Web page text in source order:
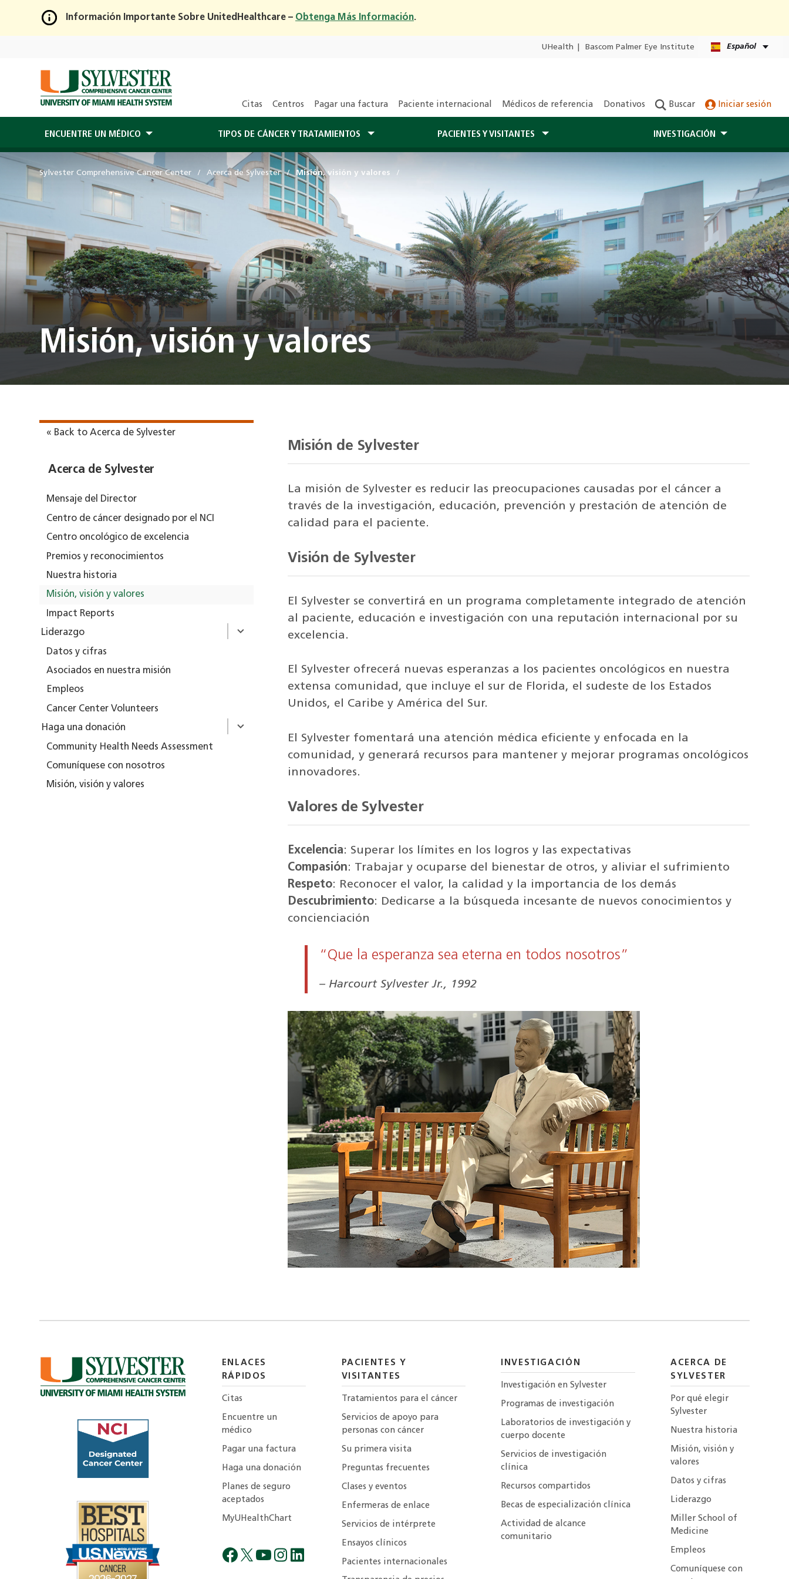
Skip
Main
Content
Información Importante Sobre UnitedHealthcare – Obtenga Más Información.
UHealth Bascom Palmer Eye Institute Español
Citas Centros Pagar una factura Paciente internacional Médicos de referencia Donativos Buscar Iniciar sesión
ENCUENTRE UN MÉDICO TIPOS DE CÁNCER Y TRATAMIENTOS PACIENTES Y VISITANTES INVESTIGACIÓN
Sylvester Comprehensive Cancer Center Acerca de Sylvester Misión, visión y valores
Misión, visión y valores
« Back to Acerca de Sylvester
Acerca de Sylvester
Mensaje del Director
Centro de cáncer designado por el NCI
Centro oncológico de excelencia
Premios y reconocimientos
Nuestra historia
Misión, visión y valores
Impact Reports
Liderazgo
Datos y cifras
Asociados en nuestra misión
Empleos
Cancer Center Volunteers
Haga una donación
Community Health Needs Assessment
Comuníquese con nosotros
Misión, visión y valores
Misión de Sylvester
La misión de Sylvester es reducir las preocupaciones causadas por el cáncer a
través de la investigación, educación, prevención y prestación de atención de
calidad para el paciente.
Visión de Sylvester
El Sylvester se convertirá en un programa completamente integrado de atención
al paciente, educación e investigación con una reputación internacional por su
excelencia.
El Sylvester ofrecerá nuevas esperanzas a los pacientes oncológicos en nuestra
extensa comunidad, que incluye el sur de Florida, el sudeste de los Estados
Unidos, el Caribe y América del Sur.
El Sylvester fomentará una atención médica eficiente y enfocada en la
comunidad, y generará recursos para mantener y mejorar programas oncológicos
innovadores.
Valores de Sylvester
Excelencia: Superar los límites en los logros y las expectativas
Compasión: Trabajar y ocuparse del bienestar de otros, y aliviar el sufrimiento
Respeto: Reconocer el valor, la calidad y la importancia de los demás
Descubrimiento: Dedicarse a la búsqueda incesante de nuevos conocimientos y
concienciación
“Que la esperanza sea eterna en todos nosotros”
Harcourt Sylvester Jr., 1992
ENLACES
RÁPIDOS
Citas
Encuentre un
médico
Pagar una factura
Haga una donación
Planes de seguro
aceptados
MyUHealthChart
PACIENTES Y
VISITANTES
Tratamientos para el cáncer
Servicios de apoyo para
personas con cáncer
Su primera visita
Preguntas frecuentes
Clases y eventos
Enfermeras de enlace
Servicios de intérprete
Ensayos clínicos
Pacientes internacionales
INVESTIGACIÓN
Investigación en Sylvester
Programas de investigación
Laboratorios de investigación y
cuerpo docente
Servicios de investigación
clínica
Recursos compartidos
Becas de especialización clínica
Actividad de alcance
comunitario
ACERCA DE
SYLVESTER
Por qué elegir
Sylvester
Nuestra historia
Misión, visión y
valores
Datos y cifras
Liderazgo
Miller School of
Medicine
Empleos
Comuníquese con